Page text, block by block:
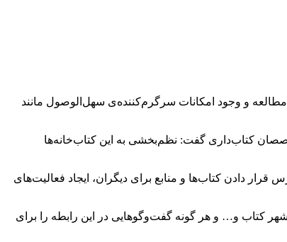
و وجود امکانات سرگرم‌کننده‌ی سهل‌الوصول مانند
کتاب‌داری گفت: نظم‌بخشی به این کتاب‌خانه‌ها
دادن کتاب‌ها و منابع برای دیگران، ایجاد فعالیت‌های
کتاب و… و هر گونه گفت‌وگوهایی در این رابطه را برای